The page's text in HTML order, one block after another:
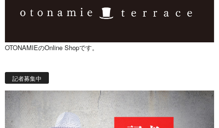
OTONAMIEのOnline Shopです。
記者募集中